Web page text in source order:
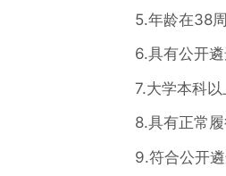
5.年龄在38
6.具有公开
7.大学本科以
8.具有正常
9.符合公开